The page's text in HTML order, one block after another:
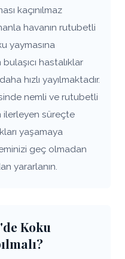
kaçınılmaz
havanın rutubetli
yaymasına
hastalıklar
hızlı yayılmaktadır.
nemli ve rutubetli
ilerleyen süreçte
yaşamaya
geç olmadan
yararlanın.
Koku